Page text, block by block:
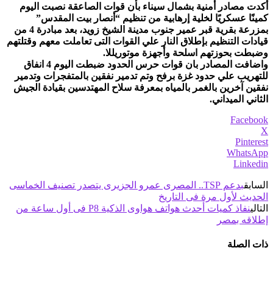
أكدت مصادر أمنية بشمال سيناء بأن قوات الصاعقة نصبت اليوم
كمينًا عسكريًا لخلية إرهابية من تنظيم “أنصار بيت المقدس”
بمزرعة بقرية قبر عمير جنوب مدينة الشيخ زويد، بعد مبادرة 4 من
قيادات التنظيم بإطلاق النار علي القوات التى تعاملت معهم وقتلتهم
وضبطت بحوزتهم اسلحة وأجهزة موتوريللا.
واضافت المصادر بان قوات حرس الحدود ضبطت اليوم 4 انفاق
للتهريب علي حدود غزة برفح وتم تدمير نفقين بالمتفجرات وتدمير
نفقين آخرين بالغمر بالمياه بمعرفة سلاح المهتدسين بقيادة الجيش
الثاني الميداني.
Facebook
X
Pinterest
WhatsApp
Linkedin
السابق
بدعم TSP.. المصرى عمرو الجزيرى يتصدر تصنيف الخماسى
الحديث لأول مرة فى التاريخ
التالي
نفاذ كميات أحدث هواتف هواوى الذكية P8 فى أول ساعة من
إطلاقه بمصر
ذات الصلة